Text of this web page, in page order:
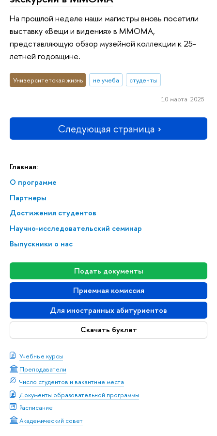
Главная:
О программе
Партнеры
Достижения студентов
На­уч­но-ис­сле­до­ва­тель­ский семинар
Выпускники о нас
Подать документы
Приемная комиссия
Для иностранных абитуриентов
Скачать буклет
Учебные курсы
Преподаватели
Число студентов и вакантные места
Документы образовательной программы
Расписание
Академический совет
На прошлой неделе наши магистры вновь посетили
выставку «Вещи и видения» в ММОМА,
представляющую обзор музейной коллекции к 25-
летней годовщине.
Университетская жизнь не учеба студенты
10 марта 2025
Следующая страница